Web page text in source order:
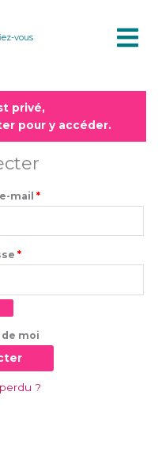
vous
privé,
pour y accéder.
mail *
*
Obligatoire
de moi
?